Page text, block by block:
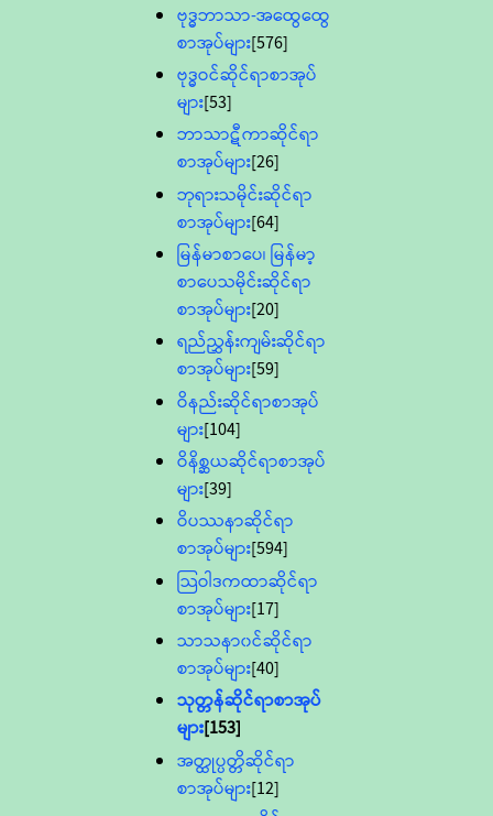
ဗုဒ္ဓဘာသာ-အထွေထွေ
စာအုပ်များ[576]
ဗုဒ္ဓဝင်ဆိုင်ရာစာအုပ်
များ[53]
ဘာသာဋီကာဆိုင်ရာ
စာအုပ်များ[26]
ဘုရားသမိုင်းဆိုင်ရာ
စာအုပ်များ[64]
မြန်မာစာပေ၊ မြန်မာ့
စာပေသမိုင်းဆိုင်ရာ
စာအုပ်များ[20]
ရည်ညွှန်းကျမ်းဆိုင်ရာ
စာအုပ်များ[59]
ဝိနည်းဆိုင်ရာစာအုပ်
များ[104]
ဝိနိစ္ဆယဆိုင်ရာစာအုပ်
များ[39]
ဝိပဿနာဆိုင်ရာ
စာအုပ်များ[594]
သြဝါဒကထာဆိုင်ရာ
စာအုပ်များ[17]
သာသနာ၀င်ဆိုင်ရာ
စာအုပ်များ[40]
သုတ္တန်ဆိုင်ရာစာအုပ်
များ[153]
အတ္ထုပ္ပတ္တိဆိုင်ရာ
စာအုပ်များ[12]